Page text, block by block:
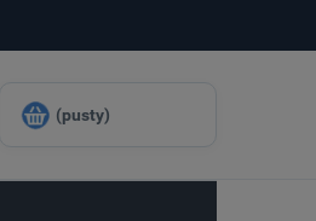
(pusty)